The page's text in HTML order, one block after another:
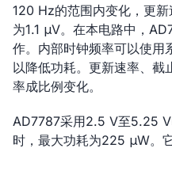
120 Hz的范围内变化，更
为1.1 μV。在本电路中，
作。内部时钟频率可以使
以降低功耗。更新速率、截
率成比例变化。
AD7787采用2.5 V至5.25
时，最大功耗为225 μW。